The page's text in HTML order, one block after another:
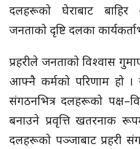
दलहरूको घेराबाट बाहिर
जनताको दृष्टि दलका
प्रहरीले जनताको विश्वास
आफ्नै कर्मको परिणाम हो ।
संगठनभित्र दलहरूको
बनाउने प्रवृत्ति खतरनाक
दलहरूको पञ्जाबाट प्रहरी